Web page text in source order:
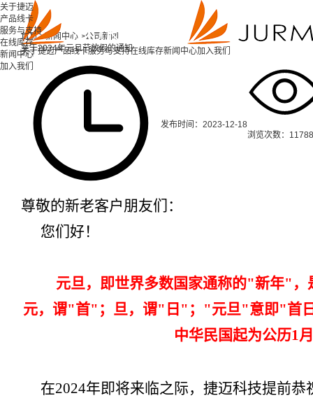
关于捷迈产品线卡服务与支持在线库存新闻中心加入我们
关于捷迈
产品线卡
服务与支持
在线库存
新闻中心
加入我们
首页 >新闻中心 >公司新闻
关于2024年元旦节放假的通知
发布时间：2023-12-18
浏览次数：
尊敬的新老客户朋友们：
您们好！
元旦，即世界多数国家通称的"新年"，
元，谓"首"；旦，谓"日"；"元旦"意即"首
中华民国起为公历1
在2024年即将来临之际，捷迈科技提前